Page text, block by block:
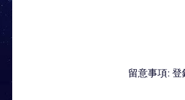
留意事項: 登